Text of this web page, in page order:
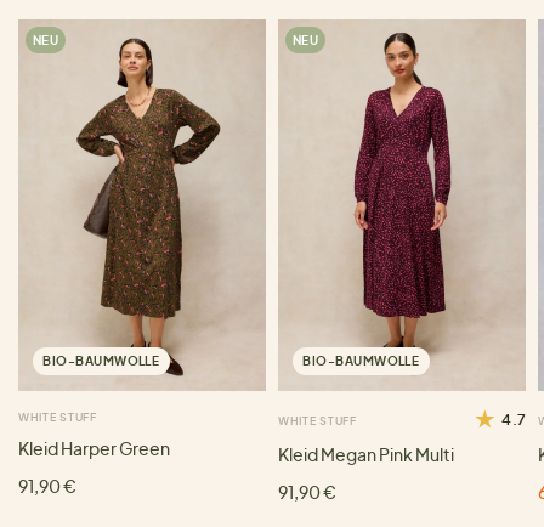
NEU
BIO-BAUMWOLLE
WHITE STUFF
Kleid Harper Green
91,90 €
NEU
BIO-BAUMWOLLE
WHITE STUFF 4.7
Kleid Megan Pink Multi
91,90 €